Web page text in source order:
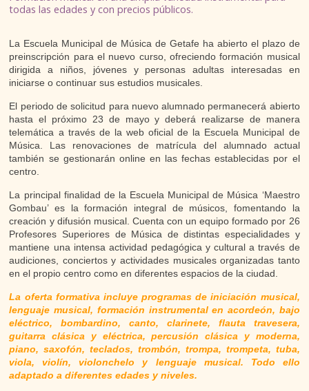
TALLERES
PROGRAMA DE MÚSICA
SIAJ
INFORMACIÓN GENERAL Y RECURSOS
ASESORÍAS
CARNÉS JUVENILES
FORMACIÓN TIEMPO LIBRE
GARANTÍA JUVENIL
PUBLICACIONES
PROYECTOS CENTRALES
PARTICIPACIÓN
todas las edades y con precios públicos.
La Escuela Municipal de Música de Getafe ha abierto el plazo de
preinscripción para el nuevo curso, ofreciendo formación musical
dirigida a niños, jóvenes y personas adultas interesadas en
iniciarse o continuar sus estudios musicales.
El periodo de solicitud para nuevo alumnado permanecerá abierto
hasta el próximo 23 de mayo y deberá realizarse de manera
telemática a través de la web oficial de la Escuela Municipal de
Música. Las renovaciones de matrícula del alumnado actual
también se gestionarán online en las fechas establecidas por el
centro.
La principal finalidad de la Escuela Municipal de Música ‘Maestro
Gombau’ es la formación integral de músicos, fomentando la
creación y difusión musical. Cuenta con un equipo formado por 26
Profesores Superiores de Música de distintas especialidades y
mantiene una intensa actividad pedagógica y cultural a través de
audiciones, conciertos y actividades musicales organizadas tanto
en el propio centro como en diferentes espacios de la ciudad.
La oferta formativa incluye programas de iniciación musical,
lenguaje musical, formación instrumental en acordeón, bajo
eléctrico, bombardino, canto, clarinete, flauta travesera,
guitarra clásica y eléctrica, percusión clásica y moderna,
piano, saxofón, teclados, trombón, trompa, trompeta, tuba,
viola, violín, violonchelo y lenguaje musical. Todo ello
adaptado a diferentes edades y niveles.